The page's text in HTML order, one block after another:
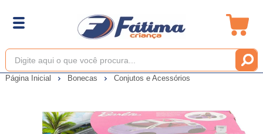
Página Inicial Bonecas Conjutos e Acessórios